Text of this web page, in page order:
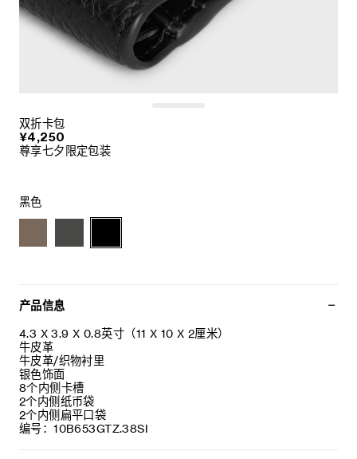
双折卡包
¥4,250
尊享七夕限定包装
黑色
产品信息
4.3 X 3.9 X 0.8英寸（11 X 10 X 2厘米）
牛皮革
牛皮革/织物衬里
银色饰面
8个内侧卡槽
2个内侧纸币袋
2个内侧扁平口袋
编号：10B653GTZ.38SI